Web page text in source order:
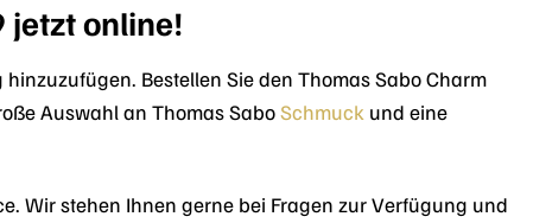
jetzt online!
Bestellen Sie den Thomas Sabo Charm
Auswahl an Thomas SaboSchmuck und eine
Wir stehen Ihnen gerne bei Fragen zur Verfügung und